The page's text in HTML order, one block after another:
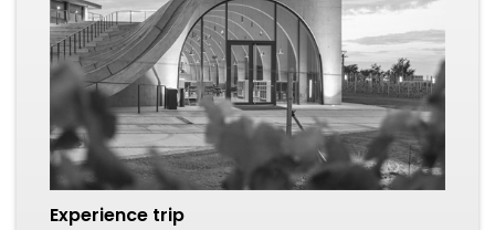
Experience trip